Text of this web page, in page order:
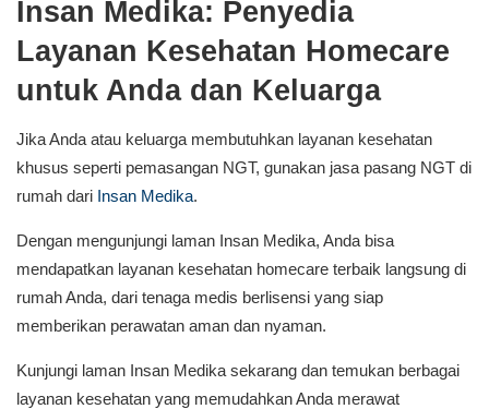
Insan Medika: Penyedia
Layanan Kesehatan Homecare
untuk Anda dan Keluarga
Jika Anda atau keluarga membutuhkan layanan kesehatan
khusus seperti pemasangan NGT, gunakan jasa pasang NGT di
rumah dari Insan Medika.
Dengan mengunjungi laman Insan Medika, Anda bisa
mendapatkan layanan kesehatan homecare terbaik langsung di
rumah Anda, dari tenaga medis berlisensi yang siap
memberikan perawatan aman dan nyaman.
Kunjungi laman Insan Medika sekarang dan temukan berbagai
layanan kesehatan yang memudahkan Anda merawat